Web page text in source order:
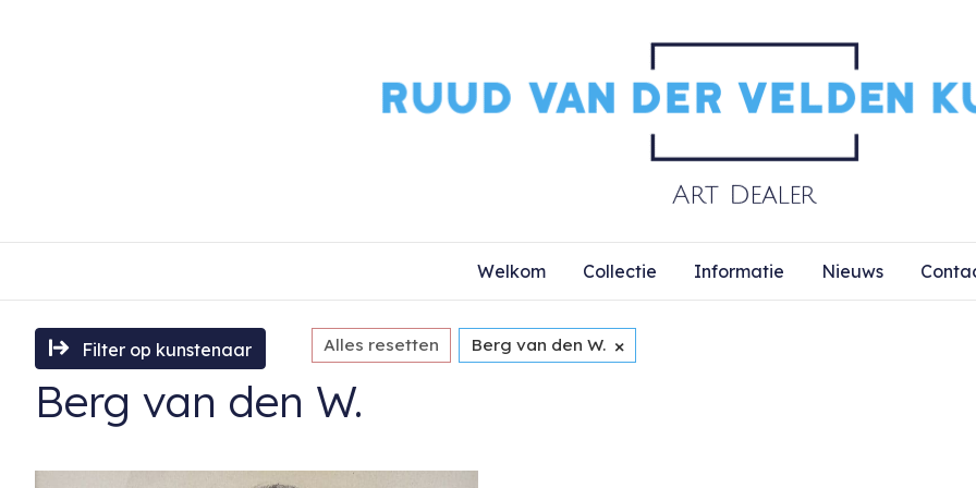
Welkom Collectie Informatie Nieuws
Filter op kunstenaar Alles resetten Berg van den W. ×
Berg van den W.